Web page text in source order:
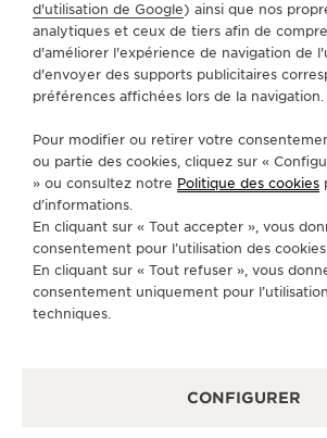
SUIVEZ-NOUS
S'INSCRIRE À LA
SERVICES
CONTACT
POLITIQUE DE
d'utilisation de Google) ainsi que nos
analytiques et ceux de tiers afin de
d'améliorer l'expérience de navigation de
d'envoyer des supports publicitaires
préférences affichées lors de la navigation.
Pour modifier ou retirer votre
ou partie des cookies, cliquez sur «
» ou consultez notre Politique des cookies
d’informations.
En cliquant sur « Tout accepter », vous
consentement pour l’utilisation des
En cliquant sur « Tout refuser », vous
consentement uniquement pour
techniques.
CONFIGURER